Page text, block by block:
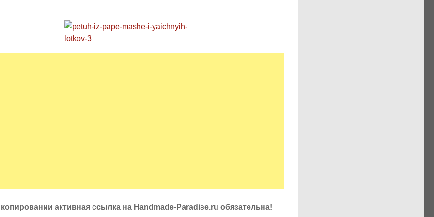
активная ссылка на Handmade-Paradise.ru обязательна!